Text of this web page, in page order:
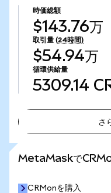
時価総額
$143.76万
取引量 (24時間)
$54.94万
循環供給量
5309.14
さ
MetaMaskで
CRMonを購入